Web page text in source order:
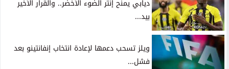
ديابي يمنح إنتر الضوء الأخضر.. والقرار الأخير
بيد...
ويلز تسحب دعمها لإعادة انتخاب إنفانتينو بعد
فشل...